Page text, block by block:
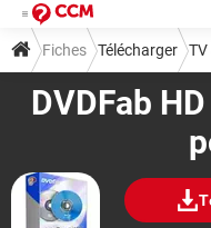
DVDFab
Fiches Télécharger TV